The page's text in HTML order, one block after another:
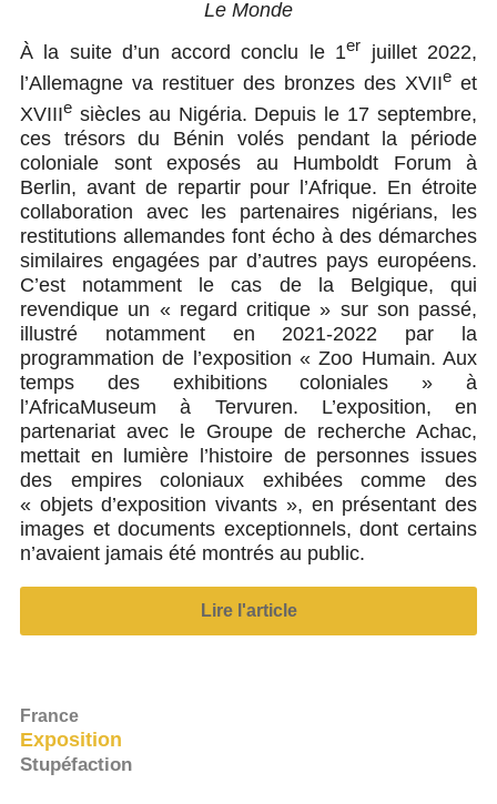
Le Monde
À la suite d’un accord conclu le 1er juillet 2022,
l’Allemagne va restituer des bronzes des XVIIe et
XVIIIe siècles au Nigéria. Depuis le 17 septembre,
ces trésors du Bénin volés pendant la période
coloniale sont exposés au Humboldt Forum à
Berlin, avant de repartir pour l’Afrique. En étroite
collaboration avec les partenaires nigérians, les
restitutions allemandes font écho à des démarches
similaires engagées par d’autres pays européens.
C’est notamment le cas de la Belgique, qui
revendique un « regard critique » sur son passé,
illustré notamment en 2021-2022 par la
programmation de l’exposition « Zoo Humain. Aux
temps des exhibitions coloniales » à
l’AfricaMuseum à Tervuren. L’exposition, en
partenariat avec le Groupe de recherche Achac,
mettait en lumière l’histoire de personnes issues
des empires coloniaux exhibées comme des
« objets d’exposition vivants », en présentant des
images et documents exceptionnels, dont certains
n’avaient jamais été montrés au public.
Lire l'article
France
Exposition
Stupéfaction